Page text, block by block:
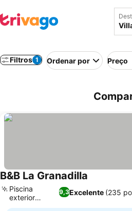
Filtros 1 Ordenar por Preço
B&B La Granadilla
9,3Excelente (235
Piscina
exterior
sazonal